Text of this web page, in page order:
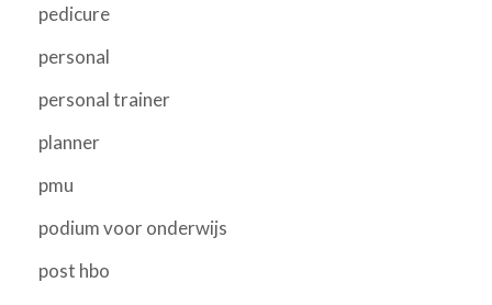
pedicure
personal
personal trainer
planner
pmu
podium voor onderwijs
post hbo